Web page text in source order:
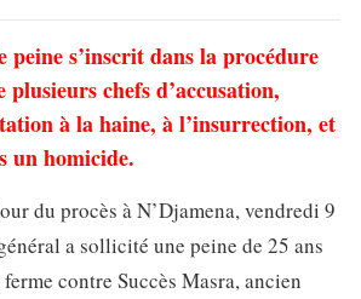
peine s’inscrit dans la procédure
chefs d’accusation,
à la haine, à l’insurrection, et
un homicide.
du procès à N’Djamena, vendredi 9
a sollicité une peine de 25 ans
contre Succès Masra, ancien